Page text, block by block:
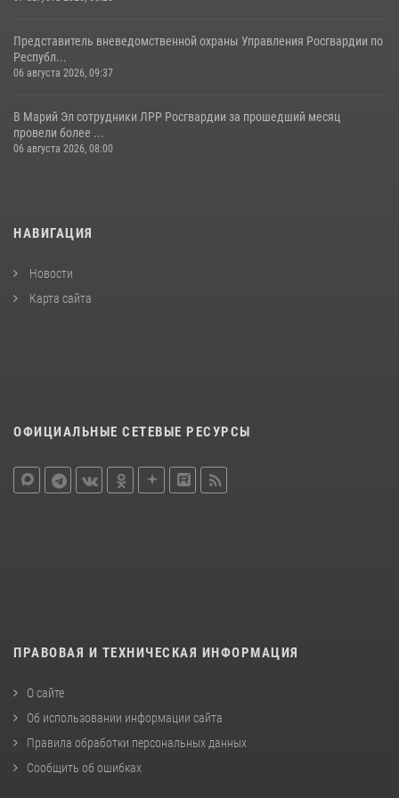
Представитель вневедомственной охраны Управления Росгвардии по
Республ...
06 августа 2026, 09:37
В Марий Эл сотрудники ЛРР Росгвардии за прошедший месяц
провели более ...
06 августа 2026, 08:00
НАВИГАЦИЯ
Новости
Карта сайта
ОФИЦИАЛЬНЫЕ СЕТЕВЫЕ РЕСУРСЫ
ПРАВОВАЯ И ТЕХНИЧЕСКАЯ ИНФОРМАЦИЯ
О сайте
Об использовании информации сайта
Правила обработки персональных данных
Сообщить об ошибках